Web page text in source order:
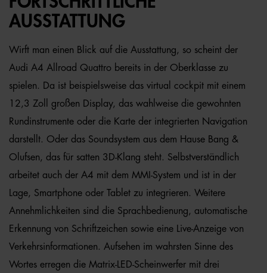
AUSSTATTUNG
Wirft man einen Blick auf die Ausstattung, so scheint der
Audi A4 Allroad Quattro bereits in der Oberklasse zu
spielen. Da ist beispielsweise das virtual cockpit mit einem
12,3 Zoll großen Display, das wahlweise die gewohnten
Rundinstrumente oder die Karte der integrierten Navigation
darstellt. Oder das Soundsystem aus dem Hause Bang &
Olufsen, das für satten 3D-Klang steht. Selbstverständlich
arbeitet auch der A4 mit dem MMI-System und ist in der
Lage, Smartphone oder Tablet zu integrieren. Weitere
Annehmlichkeiten sind die Sprachbedienung, automatische
Erkennung von Schriftzeichen sowie eine Live-Anzeige von
Verkehrsinformationen. Aufsehen im wahrsten Sinne des
Wortes erregen die Matrix-LED-Scheinwerfer mit drei